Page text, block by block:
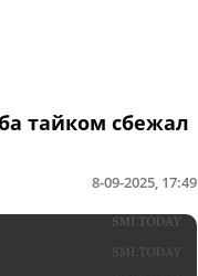
тайком сбежал
8-09-2025, 17:49